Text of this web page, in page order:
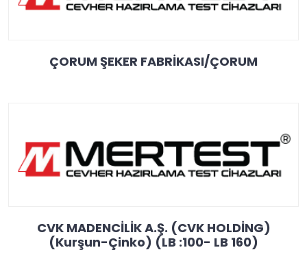
ÇORUM ŞEKER FABRİKASI/ÇORUM
CVK MADENCİLİK A.Ş. (CVK HOLDİNG)
(Kurşun-Çinko) (LB :100- LB 160)